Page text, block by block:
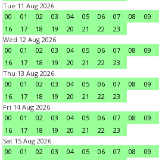
Tue 11 Aug 2026
00
01 02 03 04 05 06 07 08 09
16
17 18 19 20 21 22
23
Wed 12 Aug 2026
00
01 02 03 04 05 06 07 08 09
16
17 18 19 20 21 22
23
Thu 13 Aug 2026
00
01 02 03 04 05 06 07 08 09
16
17 18 19 20 21 22
23
Fri 14 Aug 2026
00
01 02 03 04 05 06 07 08 09
16
17 18 19 20 21 22
23
Sat 15 Aug 2026
00
01 02 03 04 05 06 07 08 09